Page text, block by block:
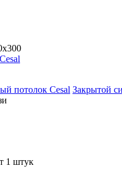
потолок Cesal Закрытой
1 штук